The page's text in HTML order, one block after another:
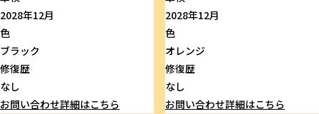
2028年12月
色
ブラック
修復歴
なし
お問い合わせ詳細はこちら
2028年12月
色
オレンジ
修復歴
なし
お問い合わせ詳細はこちら